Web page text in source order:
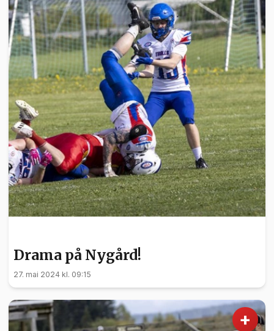
Drama på Nygård!
27. mai 2024 kl. 09:15
+